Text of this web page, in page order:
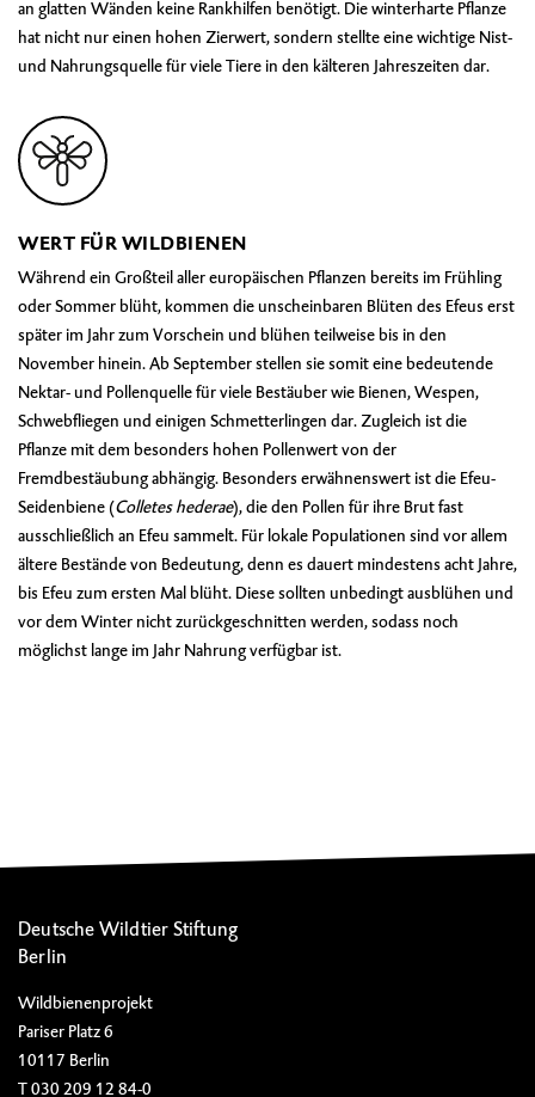
an glatten Wänden keine Rankhilfen benötigt. Die winterharte Pflanze
hat nicht nur einen hohen Zierwert, sondern stellte eine wichtige Nist-
und Nahrungsquelle für viele Tiere in den kälteren Jahreszeiten dar.
WERT FÜR WILDBIENEN
Während ein Großteil aller europäischen Pflanzen bereits im Frühling
oder Sommer blüht, kommen die unscheinbaren Blüten des Efeus erst
später im Jahr zum Vorschein und blühen teilweise bis in den
November hinein. Ab September stellen sie somit eine bedeutende
Nektar- und Pollenquelle für viele Bestäuber wie Bienen, Wespen,
Schwebfliegen und einigen Schmetterlingen dar. Zugleich ist die
Pflanze mit dem besonders hohen Pollenwert von der
Fremdbestäubung abhängig. Besonders erwähnenswert ist die Efeu-
Seidenbiene (Colletes hederae), die den Pollen für ihre Brut fast
ausschließlich an Efeu sammelt. Für lokale Populationen sind vor allem
ältere Bestände von Bedeutung, denn es dauert mindestens acht Jahre,
bis Efeu zum ersten Mal blüht. Diese sollten unbedingt ausblühen und
vor dem Winter nicht zurückgeschnitten werden, sodass noch
möglichst lange im Jahr Nahrung verfügbar ist.
Deutsche Wildtier Stiftung
Berlin
Wildbienenprojekt
Pariser Platz 6
10117 Berlin
T 030 209 12 84-0